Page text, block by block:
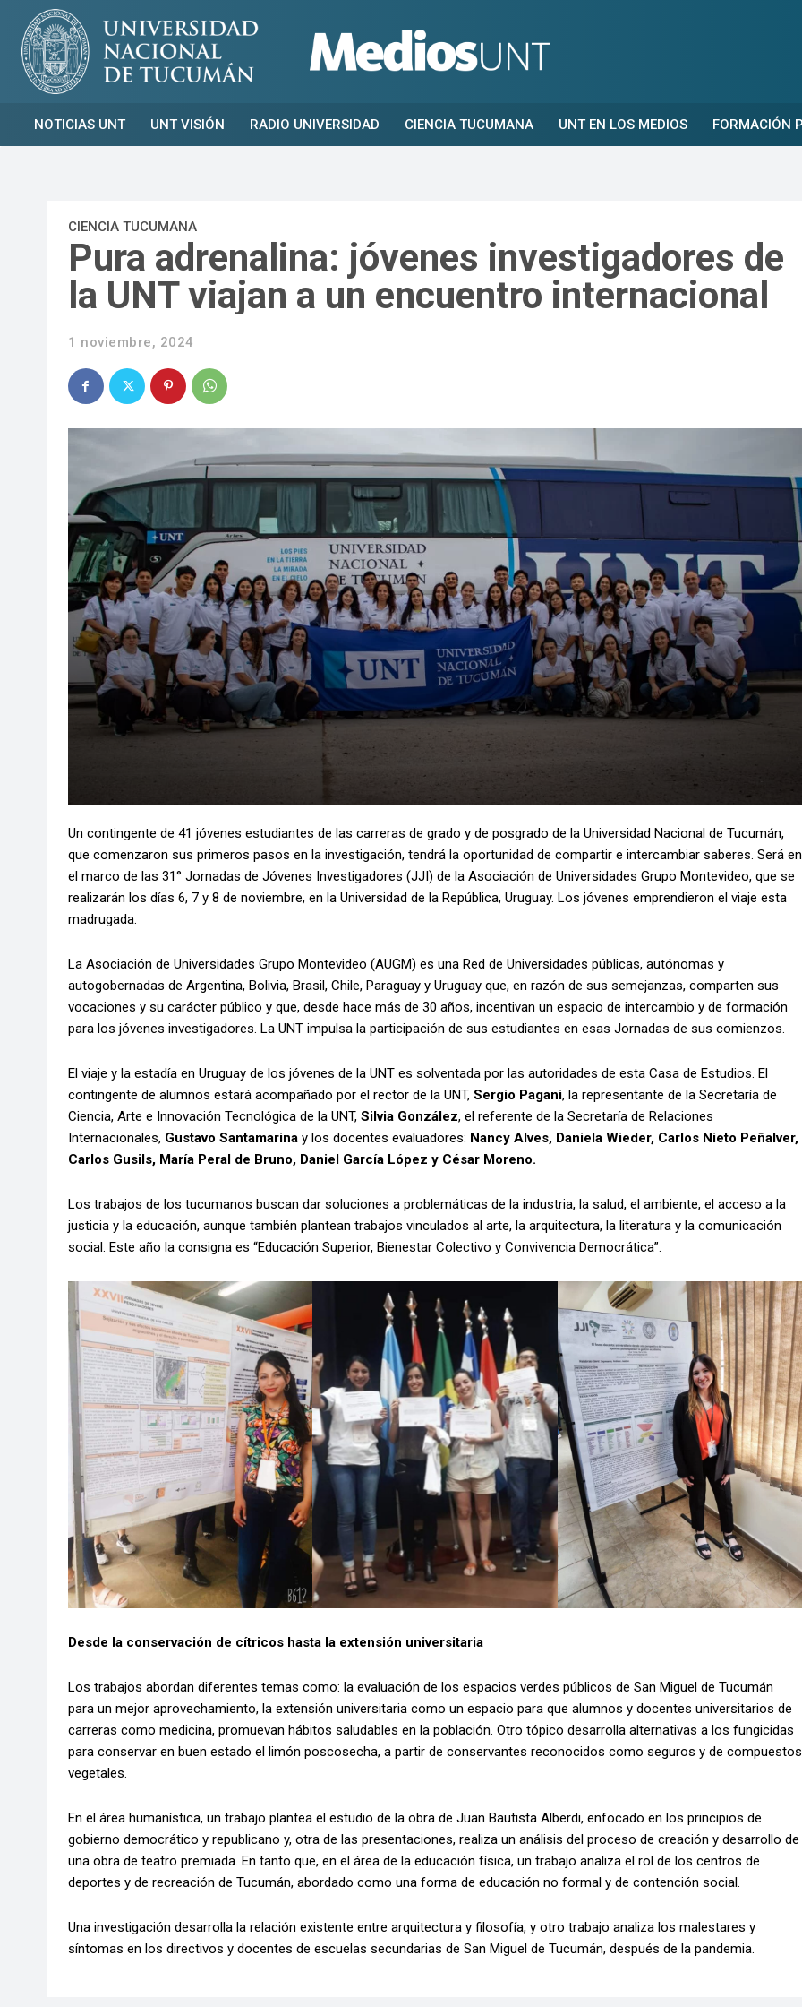
NOTICIAS UNT UNT VISIÓN RADIO UNIVERSIDAD CIENCIA TUCUMANA UNT EN LOS MEDIOS FORMACIÓN
CIENCIA TUCUMANA
Pura adrenalina: jóvenes investigadores de
la UNT viajan a un encuentro internacional
1 noviembre, 2024
Un contingente de 41 jóvenes estudiantes de las carreras de grado y de posgrado de la Universidad Nacional de Tucumán,
que comenzaron sus primeros pasos en la investigación, tendrá la oportunidad de compartir e intercambiar saberes. Será en
el marco de las 31° Jornadas de Jóvenes Investigadores (JJI) de la Asociación de Universidades Grupo Montevideo, que se
realizarán los días 6, 7 y 8 de noviembre, en la Universidad de la República, Uruguay. Los jóvenes emprendieron el viaje esta
madrugada.
La Asociación de Universidades Grupo Montevideo (AUGM) es una Red de Universidades públicas, autónomas y
autogobernadas de Argentina, Bolivia, Brasil, Chile, Paraguay y Uruguay que, en razón de sus semejanzas, comparten sus
vocaciones y su carácter público y que, desde hace más de 30 años, incentivan un espacio de intercambio y de formación
para los jóvenes investigadores. La UNT impulsa la participación de sus estudiantes en esas Jornadas de sus comienzos.
El viaje y la estadía en Uruguay de los jóvenes de la UNT es solventada por las autoridades de esta Casa de Estudios. El
contingente de alumnos estará acompañado por el rector de la UNT, Sergio Pagani, la representante de la Secretaría de
Ciencia, Arte e Innovación Tecnológica de la UNT, Silvia González, el referente de la Secretaría de Relaciones
Internacionales, Gustavo Santamarina y los docentes evaluadores: Nancy Alves, Daniela Wieder, Carlos Nieto Peñalver,
Carlos Gusils, María Peral de Bruno, Daniel García López y César Moreno.
Los trabajos de los tucumanos buscan dar soluciones a problemáticas de la industria, la salud, el ambiente, el acceso a la
justicia y la educación, aunque también plantean trabajos vinculados al arte, la arquitectura, la literatura y la comunicación
social. Este año la consigna es “Educación Superior, Bienestar Colectivo y Convivencia Democrática”.
Desde la conservación de cítricos hasta la extensión universitaria
Los trabajos abordan diferentes temas como: la evaluación de los espacios verdes públicos de San Miguel de Tucumán
para un mejor aprovechamiento, la extensión universitaria como un espacio para que alumnos y docentes universitarios de
carreras como medicina, promuevan hábitos saludables en la población. Otro tópico desarrolla alternativas a los fungicidas
para conservar en buen estado el limón poscosecha, a partir de conservantes reconocidos como seguros y de compuestos
vegetales.
En el área humanística, un trabajo plantea el estudio de la obra de Juan Bautista Alberdi, enfocado en los principios de
gobierno democrático y republicano y, otra de las presentaciones, realiza un análisis del proceso de creación y desarrollo de
una obra de teatro premiada. En tanto que, en el área de la educación física, un trabajo analiza el rol de los centros de
deportes y de recreación de Tucumán, abordado como una forma de educación no formal y de contención social.
Una investigación desarrolla la relación existente entre arquitectura y filosofía, y otro trabajo analiza los malestares y
síntomas en los directivos y docentes de escuelas secundarias de San Miguel de Tucumán, después de la pandemia.